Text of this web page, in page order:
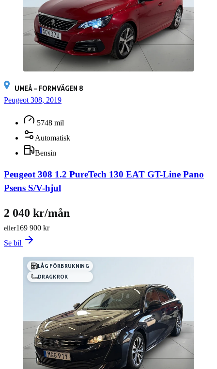
UMEÅ – FORMVÄGEN 8
Peugeot 308, 2019
5748 mil
Automatisk
Bensin
Peugeot 308 1.2 PureTech 130 EAT GT-Line Pano
Psens S/V-hjul
169 900 kr
eller
2 040 kr/mån
Se bil
LÅG FÖRBRUKNING
DRAGKROK